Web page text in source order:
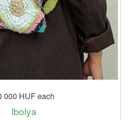
000 HUFeach
Ibolya